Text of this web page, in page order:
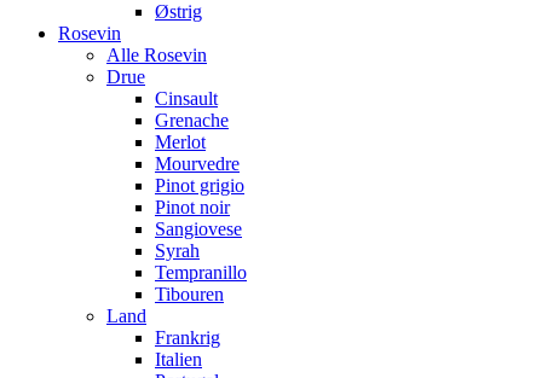
Østrig
Rosevin
Alle Rosevin
Drue
Cinsault
Grenache
Merlot
Mourvedre
Pinot grigio
Pinot noir
Sangiovese
Syrah
Tempranillo
Tibouren
Land
Frankrig
Italien